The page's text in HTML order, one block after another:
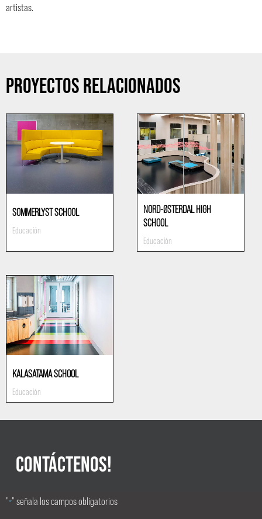
artistas.
PROYECTOS RELACIONADOS
SOMMERLYST SCHOOL
Educación
NORD-ØSTERDAL HIGH
SCHOOL
Educación
KALASATAMA SCHOOL
Educación
CONTÁCTENOS!
"*" señala los campos obligatorios